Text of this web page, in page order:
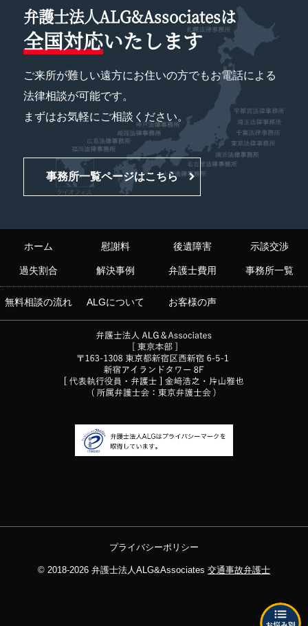
弁護士法人ALG&Associatesは
全国対応いたします
ご来所が難しい遠方にお住いの方でもお電話による
法律相談が可能です。
まずはお気軽にご相談ください。
事務所一覧ページはこちら
ホーム 慰謝料 後遺障害 示談交渉
過失割合 解決事例 弁護士費用 事務所一覧
無料相談の流れ ALGについて お客様の声
プライバシーポリシー
© 2018-2026 弁護士法人ALG&Associates 交通事故弁護士